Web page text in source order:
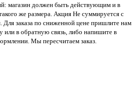
магазин должен быть действующим и в
же размера. Акция Не суммируется с
Для заказа по сниженной цене пришлите нам
или в обратную связь, либо напишите в
Мы пересчитаем заказ.